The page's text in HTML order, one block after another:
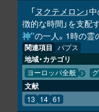
「ヌクテメロン 」
徴的な時間」を支配
神"の一人。1時の霊
関連項目 パプス
地域・カテゴリ
ヨーロッパ全般
文献
13 14 61